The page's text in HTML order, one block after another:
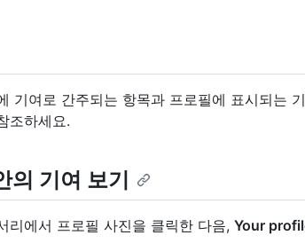
기여로 간주되는 항목과 프로필에 표시되는
조하세요.
의 기여 보기
리에서 프로필 사진을 클릭한 다음, Your